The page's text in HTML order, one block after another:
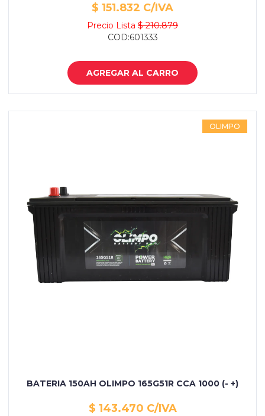
$ 151.832 C/IVA
Precio Lista $ 210.879
COD:601333
AGREGAR AL CARRO
OLIMPO
BATERIA 150AH OLIMPO 165G51R CCA 1000 (- +)
$ 143.470 C/IVA